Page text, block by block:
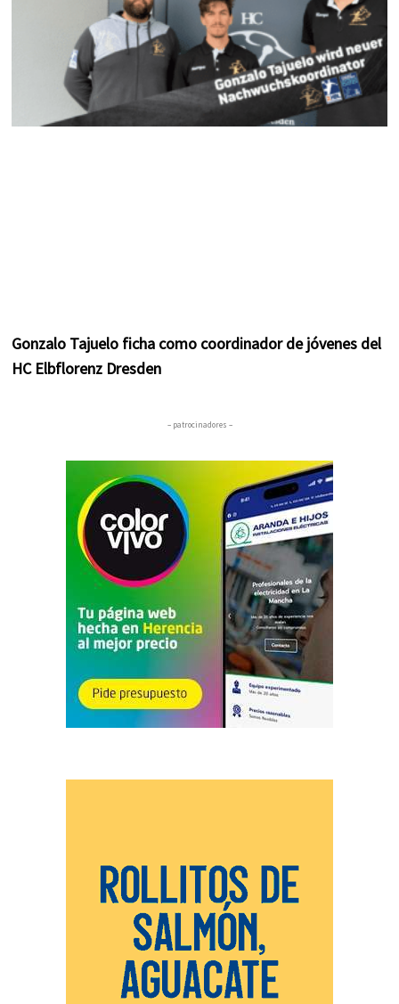
Gonzalo Tajuelo ficha como coordinador de jóvenes del
HC Elbflorenz Dresden
– patrocinadores –